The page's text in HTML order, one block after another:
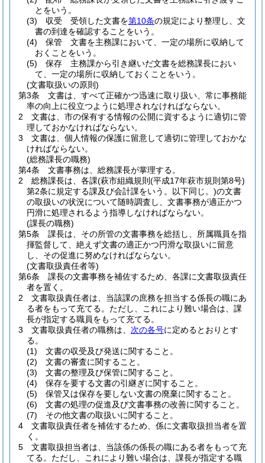
とをいう。
(3)
収受 受領した文書を第10条の規定により整理し、文
書の到達を確認することをいう。
(4)
保管 文書を主務課において、一定の場所に収納して
おくことをいう。
(5)
保存 主務課から引き継いだ文書を総務課長におい
て、一定の場所に収納しておくことをいう。
(文書取扱いの原則)
第3条
文書は、すべて正確かつ迅速に取り扱い、常に事務能
率の向上に役立つように処理されなければならない。
2
文書は、市の保有する情報の公開に資するように適切に管
理しておかなければならない。
3
文書は、個人情報の保護に留意して適切に管理しておかな
ければならない。
(総務課長の職務)
第4条
文書事務は、総務課長が掌理する。
2
総務課長は、各課(萩市組織規則 (平成17年萩市規則第8号)
第2条に規定する課及び会計課をいう。以下同じ。)の文書
の取扱いの状況について随時調査し、文書事務が適正かつ
円滑に処理されるよう指導しなければならない。
(課長の職務)
第5条
課長は、その所管の文書事務を総括し、所属職員を指
揮監督して、絶えず文書の適正かつ円滑な取扱いに留意
し、その促進に努めなければならない。
(文書取扱責任者等)
第6条
課長の文書事務を補佐するため、各課に文書取扱責任
者を置く。
2
文書取扱責任者は、当該課の庶務を担当する係長の職にあ
る者をもって充てる。 ただし、これにより難い場合は、課
長が指定する職員をもって充てる。
3
文書取扱責任者の職務は、 次の各号に定めるとおりとす
る。
(1)
文書の収受及び発送に関すること。
(2)
文書の審査に関すること。
(3)
文書の整理及び保管に関すること。
(4)
保存を要する文書の引継ぎに関すること。
(5)
保管又は保存を要しない文書の廃棄に関すること。
(6)
文書の処理の促進及び文書事務の改善に関すること。
(7)
その他文書の取扱いに関すること。
4
文書取扱責任者を補佐するため、係に文書取扱担当者を置
く。
5
文書取扱担当者は、当該係の係長の職にある者をもって充
てる。 ただし、これにより難い場合は、課長が指定する職